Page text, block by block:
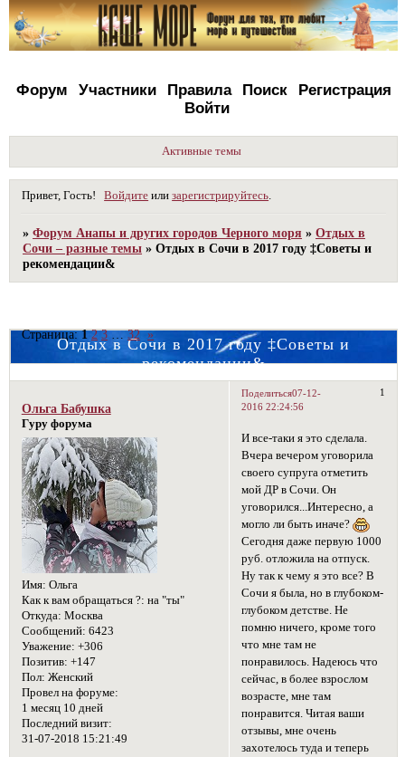
Форум Участники Правила Поиск
Регистрация
Войти
Активные темы
Привет, Гость! Войдите илизарегистрируйтесь
»Форум Анапы и других городов Черного моря »Отдых в
Сочи – разные темы »Отдых в Сочи в 2017 году ‡Советы и
рекомендации&
Отдых в Сочи в 2017 году ‡Советы и
рекомендации&
Страница:1 2 3 … 32 »
Поделиться 1
07-12-
2016 22:24:56
Ольга Бабушка
Гуру форума
Имя: Ольга
Как к вам обращаться ?: на "ты"
Откуда: Москва
Сообщений: 6423
Уважение: +306
Позитив: +147
Пол: Женский
Провел на форуме:
1 месяц 10 дней
Последний визит:
31-07-2018 15:21:49
И все-таки я это сделала.
Вчера вечером уговорила
своего супруга отметить
мой ДР в Сочи. Он
уговорился...Интересно, а
могло ли быть иначе?
Сегодня даже первую 1000
руб. отложила на отпуск.
Ну так к чему я это все? В
Сочи я была, но в глубоком-
глубоком детстве. Не
помню ничего, кроме того
что мне там не
понравилось. Надеюсь что
сейчас, в более взрослом
возрасте, мне там
понравится. Читая ваши
отзывы, мне очень
захотелось туда и теперь